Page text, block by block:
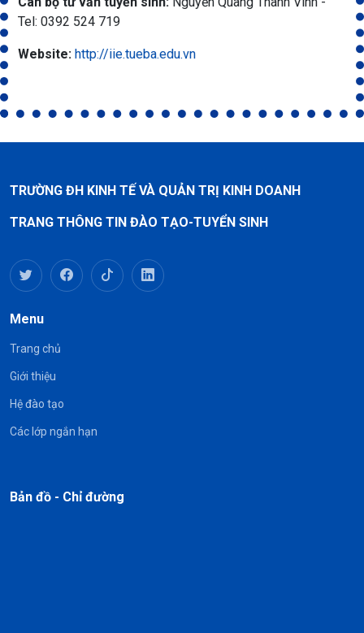
Tel: 0392 524 719
Website: http://iie.tueba.edu.vn
TRƯỜNG ĐH KINH TẾ VÀ QUẢN TRỊ KINH DOANH
TRANG THÔNG TIN ĐÀO TẠO-TUYỂN SINH
Menu
Trang chủ
Giới thiệu
Hệ đào tạo
Các lớp ngắn hạn
Bản đồ - Chỉ đường